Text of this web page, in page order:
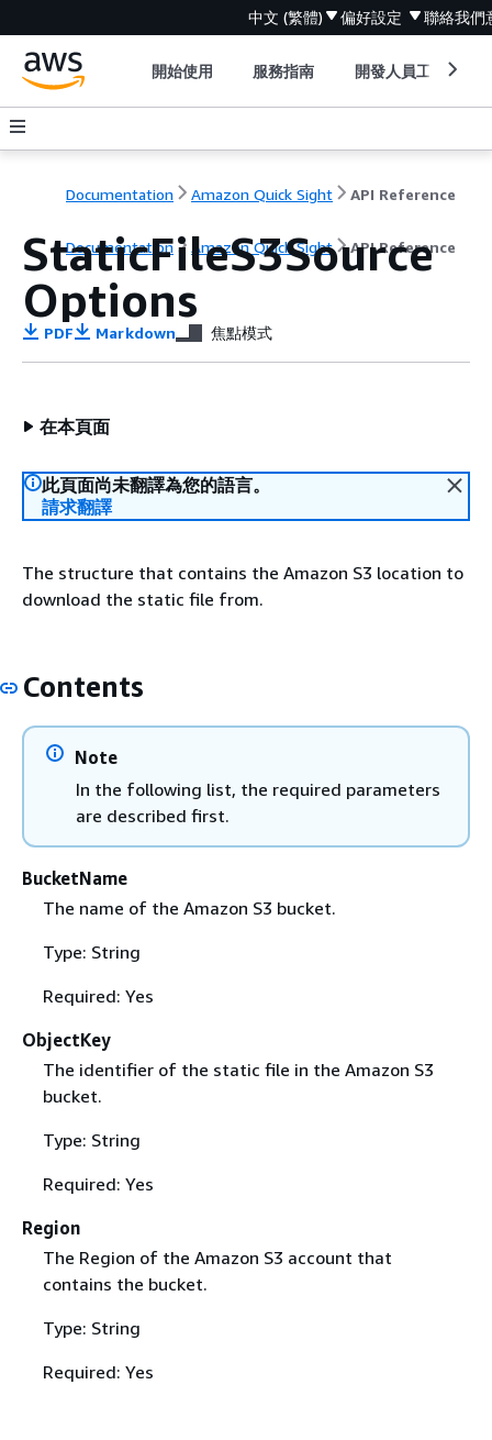
中文 (繁體) 偏好設定 聯絡我們
開始使用 服務指南 開發人員工具
Documentation Amazon Quick Sight API Reference
Documentation Amazon Quick Sight API Reference
StaticFileS3Source
Options
PDF Markdown 焦點模式
在本頁面
此頁面尚未翻譯為您的語言。
請求翻譯
The structure that contains the Amazon S3 location to
download the static file from.
Contents
Note
In the following list, the required parameters
are described first.
BucketName
The name of the Amazon S3 bucket.
Type: String
Required: Yes
ObjectKey
The identifier of the static file in the Amazon S3
bucket.
Type: String
Required: Yes
Region
The Region of the Amazon S3 account that
contains the bucket.
Type: String
Required: Yes